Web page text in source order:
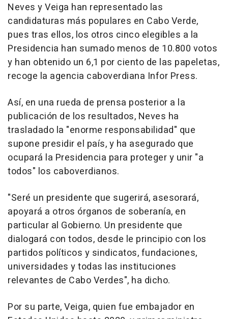
Neves y Veiga han representado las
candidaturas más populares en Cabo Verde,
pues tras ellos, los otros cinco elegibles a la
Presidencia han sumado menos de 10.800 votos
y han obtenido un 6,1 por ciento de las papeletas,
recoge la agencia caboverdiana Infor Press.
Así, en una rueda de prensa posterior a la
publicación de los resultados, Neves ha
trasladado la "enorme responsabilidad" que
supone presidir el país, y ha asegurado que
ocupará la Presidencia para proteger y unir "a
todos" los caboverdianos.
"Seré un presidente que sugerirá, asesorará,
apoyará a otros órganos de soberanía, en
particular al Gobierno. Un presidente que
dialogará con todos, desde le principio con los
partidos políticos y sindicatos, fundaciones,
universidades y todas las instituciones
relevantes de Cabo Verdes", ha dicho.
Por su parte, Veiga, quien fue embajador en